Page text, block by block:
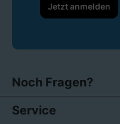
Jetzt anmelden
Noch Fragen?
Service